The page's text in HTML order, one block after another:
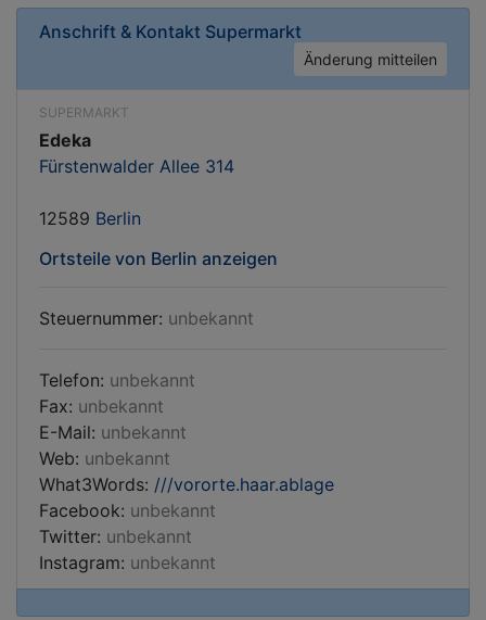
Anschrift & Kontakt Supermarkt
Änderung mitteilen
SUPERMARKT
Edeka
Fürstenwalder Allee 314
12589 Berlin
Ortsteile von Berlin anzeigen
Steuernummer: unbekannt
Telefon: unbekannt
Fax: unbekannt
E-Mail: unbekannt
Web: unbekannt
What3Words: ///vororte.haar.ablage
Facebook: unbekannt
Twitter: unbekannt
Instagram: unbekannt